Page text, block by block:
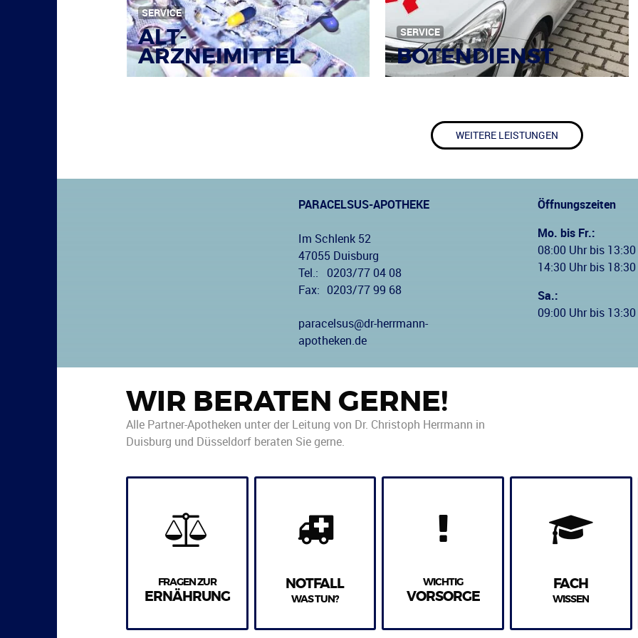
SERVICE
ALT-
ARZNEIMITTEL
SERVICE
BOTENDIENST
WEITERE LEISTUNGEN
PARACELSUS-APOTHEKE
Im Schlenk 52
47055 Duisburg
Tel.:
0203/77 04 08
Fax:
0203/77 99 68
paracelsus@dr-herrmann-
apotheken.de
Öffnungszeiten
Mo. bis Fr.:
08:00 Uhr bis
14:30 Uhr bis
Sa.:
09:00 Uhr bis
WIR BERATEN GERNE!
Alle Partner-Apotheken unter der Leitung von Dr. Christoph Herrmann in
Duisburg und Düsseldorf beraten Sie gerne.
FRAGEN ZUR
ERNÄHRUNG
NOTFALL
WAS TUN?
WICHTIG
VORSORGE
FACH
WISSEN